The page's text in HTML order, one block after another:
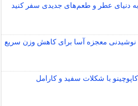
به دنیای عطر و طعم‌های جدیدی سفر کنید
نوشیدنی معجزه آسا برای کاهش وزن سریع
با شکلات سفید و کارامل